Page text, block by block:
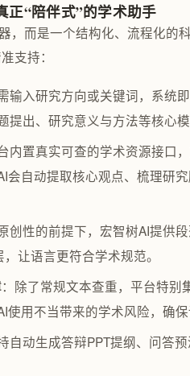
正“陪伴式”的学术助手
，而是一个结构化、流程化的
支持：
输入研究方向或关键词，系统
提出、研究意义与方法等核心
内置真实可查的学术资源接口
会自动提取核心观点、梳理研
创性的前提下，宏智树AI提供
让语言更符合学术规范。
：除了常规文本查重，平台特别
用不当带来的学术风险，确保
自动生成答辩PPT提纲、问答